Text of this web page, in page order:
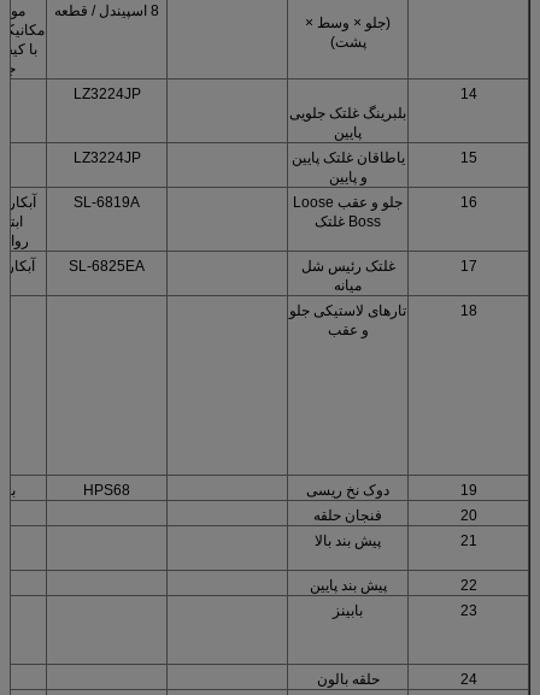
(جلو × وسط ×
پشت)
8 اسپیندل / قطعه
موج
با
14
بلبرینگ غلتک جلویی
پایین
LZ3224JP
15
یاطاقان غلتک پایین
و پایین
LZ3224JP
16
جلو و عقب Loose
Boss غلتک
SL-6819A
17
غلتک رئیس شل
میانه
SL-6825EA
18
تارهای لاستیکی جلو
و عقب
19 دوک نخ ریسی HPS68
20
فنجان حلقه
21
پیش بند بالا
22
پیش بند پایین
23
بابینز
24
حلقه بالون